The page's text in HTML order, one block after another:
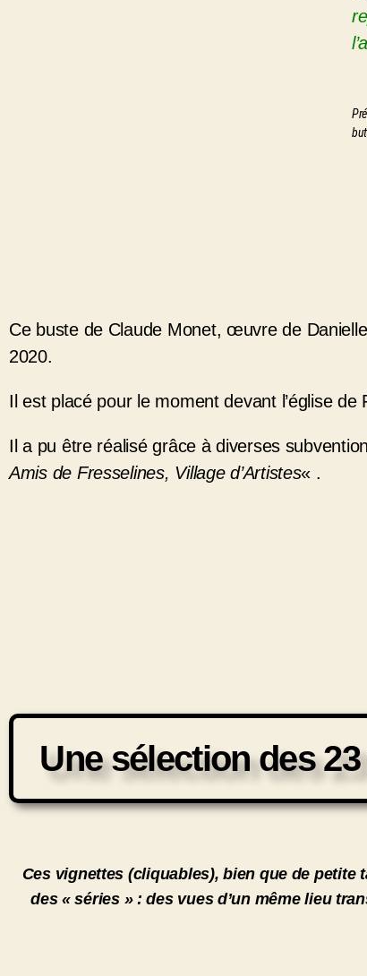
Ce buste de Claude Monet, œuvre de
2020.
Il est placé pour le moment devant l’église de
Il a pu être réalisé grâce à diverses
Amis de Fresselines, Village d’Artistes« .
Une sélection des
Ces vignettes (cliquables), bien que de
des « séries » : des vues d’un même lieu